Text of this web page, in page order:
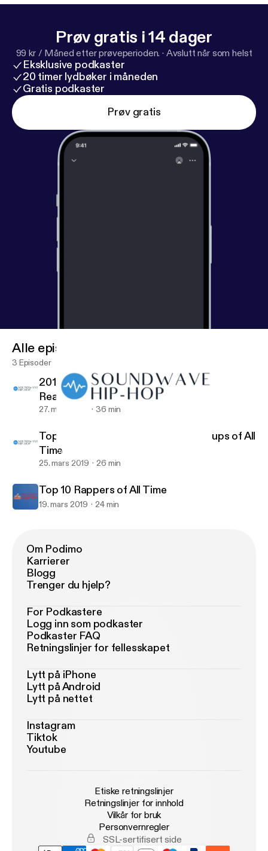
Prøv gratis i 14 dager
99 kr / Måned etter prøveperioden. · Avslutt når som helst
Eksklusive podkaster
20 timer lydbøker i måneden
Gratis podkaster
Prøv gratis
2019 XXL Freshman List Candidates Reaction
The Stars & Gripes
Alle episoder
3 Episoder
2019 XXL Freshman List Candidates
Reaction
27. mars 2019 36 min
Top 10 Rap Albums & Top 5 Rap Groups of All
Time
25. mars 2019 26 min
Top 10 Rappers of All Time
19. mars 2019 24 min
Om Podimo
Karrierer
Blogg
Trenger du hjelp?
For Podkastere
Logg inn som podkaster
Podkaster FAQ
Retningslinjer for fellesskapet
Lytt på iPhone
Lytt på Android
Lytt på nettet
Instagram
Tiktok
Youtube
Etiske retningslinjer
Retningslinjer for innhold
Vilkår for bruk
Personvernregler
SSL-sertifisert side